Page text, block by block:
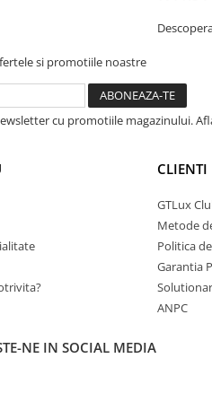
si promotiile noastre
cu promotiile magazinului.
CLIENTI
GTLux
Metode
Politica
Garantia
ANPC
NE IN SOCIAL MEDIA